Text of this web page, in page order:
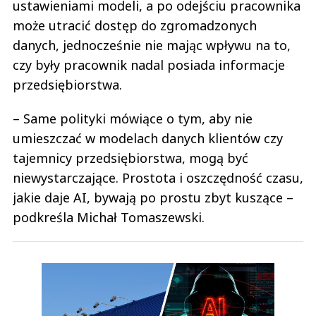
ustawieniami modeli, a po odejściu pracownika
może utracić dostęp do zgromadzonych
danych, jednocześnie nie mając wpływu na to,
czy były pracownik nadal posiada informacje
przedsiębiorstwa.
– Same polityki mówiące o tym, aby nie
umieszczać w modelach danych klientów czy
tajemnicy przedsiębiorstwa, mogą być
niewystarczające. Prostota i oszczędność czasu,
jakie daje AI, bywają po prostu zbyt kuszące –
podkreśla Michał Tomaszewski.